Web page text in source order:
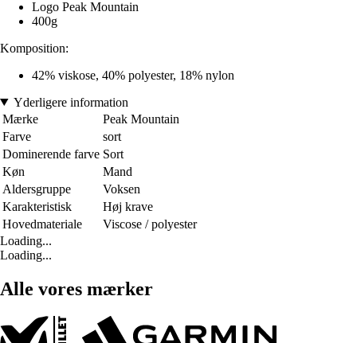
Logo Peak Mountain
400g
Komposition:
42% viskose, 40% polyester, 18% nylon
Yderligere information
Mærke
Peak Mountain
Farve
sort
Dominerende farve Sort
Køn
Mand
Aldersgruppe
Voksen
Karakteristisk
Høj krave
Hovedmateriale
Viscose / polyester
Loading...
Loading...
Alle vores mærker